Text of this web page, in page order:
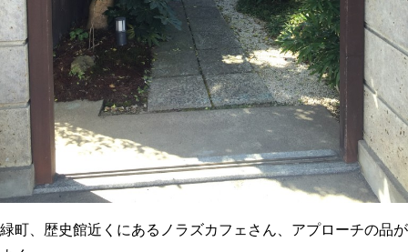
緑町、歴史館近くにあるノラズカフェさん、アプローチの品が